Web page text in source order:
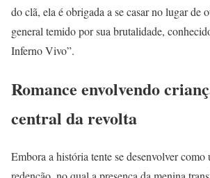
do clã, ela é obrigada a se casar no lugar de
general temido por sua brutalidade,
Inferno Vivo”.
Romance envolvendo
central da revolta
Embora a história tente se desenvolver como